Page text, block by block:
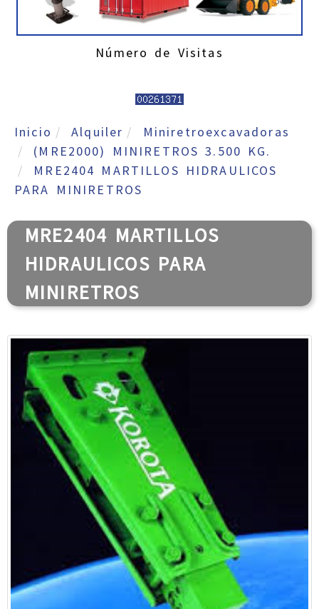
Número de Visitas
Inicio Alquiler
Miniretroexcavadoras
(MRE2000) MINIRETROS 3.500 KG.
MRE2404 MARTILLOS HIDRAULICOS
PARA MINIRETROS
MRE2404 MARTILLOS
HIDRAULICOS PARA
MINIRETROS